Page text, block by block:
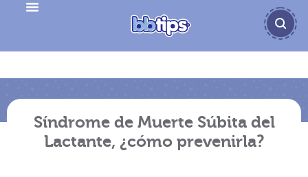
Síndrome de Muerte Súbita del
Lactante, ¿cómo prevenirla?